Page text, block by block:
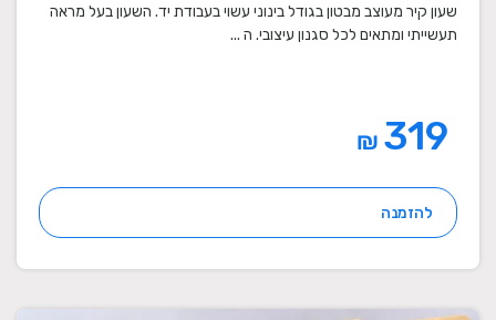
שעון קיר
שעון קיר מעוצב מבטון בגודל בינוני עשוי בעבודת יד. השעון בעל מראה
תעשייתי ומתאים לכל סגנון עיצובי. ה ...
₪
להזמנה